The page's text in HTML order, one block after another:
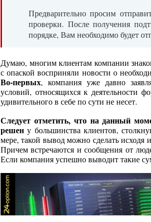
Предварительно просим
проверки. После получения
порядке, Вам необходимо будет
Думаю, многим клиентам компании
с опаской восприняли новости о
Во-первых, компания уже давно
условий, относящихся к деятельности
удивительного в себе по сути не несет.
Следует отметить, что на данный
решен у большинства клиентов,
мере, такой вывод можно сделать
Причем встречаются и сообщения от
Если компания успешно выводит такие